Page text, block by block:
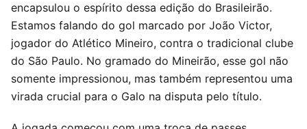
encapsulou o espírito dessa edição do Brasileirão.
Estamos falando do gol marcado por João Victor,
jogador do Atlético Mineiro, contra o tradicional clube
do São Paulo. No gramado do Mineirão, esse gol não
somente impressionou, mas também representou uma
virada crucial para o Galo na disputa pelo título.